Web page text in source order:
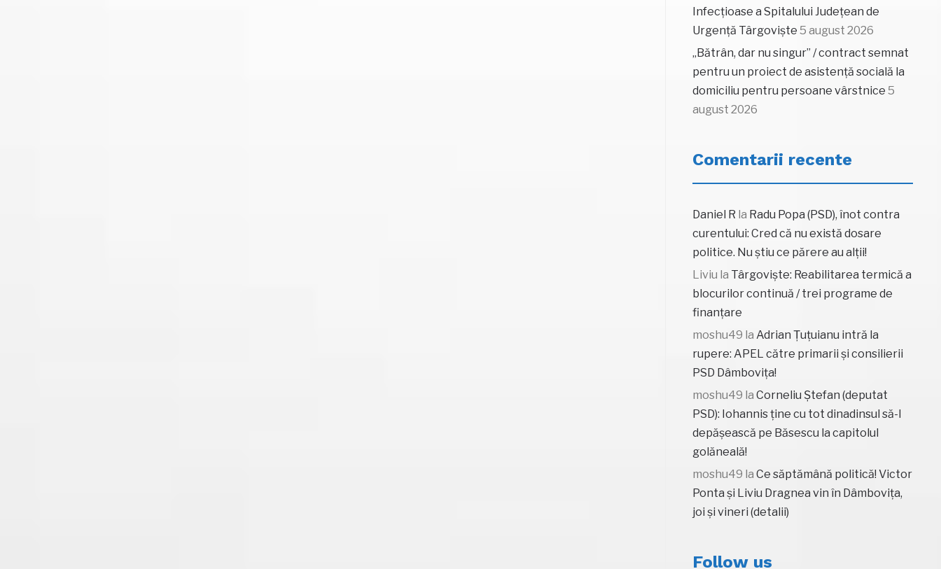
Infecțioase a Spitalului Județean de
Urgență Târgoviște 5 august 2026
„Bătrân, dar nu singur” / contract semnat
pentru un proiect de asistență socială la
domiciliu pentru persoane vârstnice 5
august 2026
Comentarii recente
Daniel R la Radu Popa (PSD), înot contra
curentului: Cred că nu există dosare
politice. Nu știu ce părere au alții!
Liviu la Târgoviște: Reabilitarea termică a
blocurilor continuă / trei programe de
finanțare
moshu49 la Adrian Țuțuianu intră la
rupere: APEL către primarii și consilierii
PSD Dâmbovița!
moshu49 la Corneliu Ștefan (deputat
PSD): Iohannis ține cu tot dinadinsul să-l
depășească pe Băsescu la capitolul
golăneală!
moshu49 la Ce săptămână politică! Victor
Ponta și Liviu Dragnea vin în Dâmbovița,
joi și vineri (detalii)
Follow us